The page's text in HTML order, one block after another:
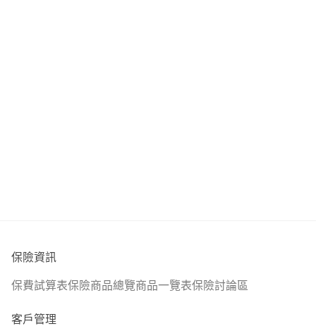
保險資訊
保費試算表保險商品總覽商品一覽表保險討論區
客戶管理